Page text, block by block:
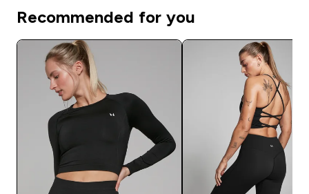
Recommended for you